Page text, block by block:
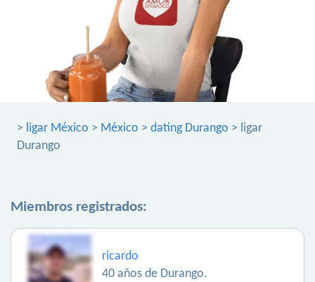
> ligar México > México > dating Durango > ligar
Durango
Miembros registrados:
ricardo
40 años de Durango.